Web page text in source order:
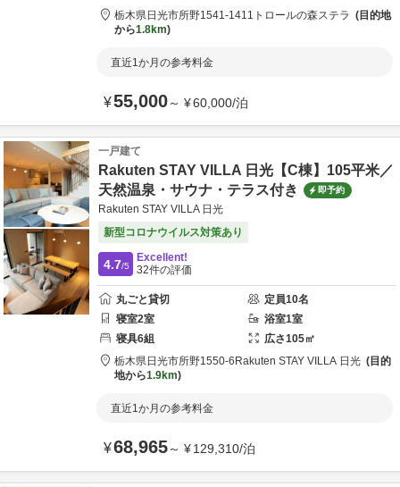
栃木県日光市所野1541-1411 トロールの森ステラ
目的地
から1.8km
直近1か月の参考料金
¥55,000～ ¥60,000/泊
一戸建て
Rakuten STAY VILLA 日光【C棟】105平米／
天然温泉・サウナ・テラス付き
即予約
Rakuten STAY VILLA 日光
新型コロナウイルス対策あり
4.7/5
Excellent!
32件の評価
丸ごと貸切 定員10名
寝室2室 浴室1室
寝具6組 広さ105㎡
栃木県日光市所野1550-6 Rakuten STAY VILLA 日光
目的
地から1.9km
直近1か月の参考料金
¥68,965～ ¥129,310/泊